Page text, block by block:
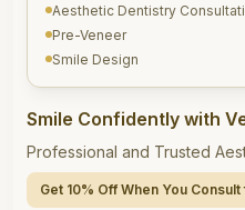
Aesthetic Dentistry
Pre-Veneer
Smile Design
Smile Confidently with
Professional and Trusted
Get 10% Off When You